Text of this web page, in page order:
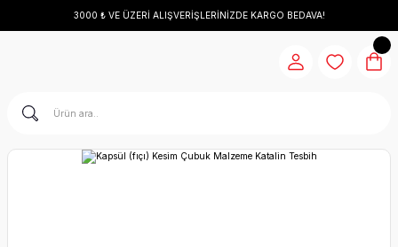
3000 ₺ VE ÜZERİ ALIŞVERİŞLERİNİZDE KARGO BEDAVA!